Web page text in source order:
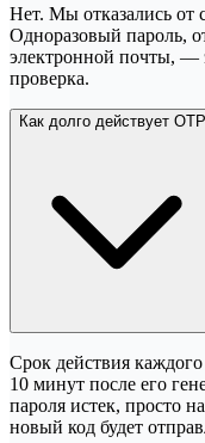
Нет. Мы отказались от
Одноразовый пароль,
электронной почты, —
проверка.
Как долго действует
Срок действия каждого
10 минут после его
пароля истек, просто
новый код будет